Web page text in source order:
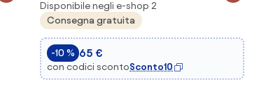
Disponibile negli e-shop 2
Consegna gratuita
-10 % 65 €
con codici scontoSconto10